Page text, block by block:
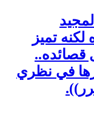
تميز
قصائده..
في نظري